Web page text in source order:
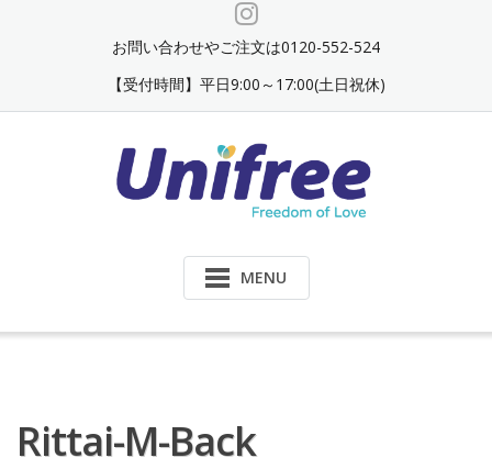
お問い合わせやご注文は0120-552-524
【受付時間】平日9:00～17:00(土日祝休)
MENU
Rittai-M-Back